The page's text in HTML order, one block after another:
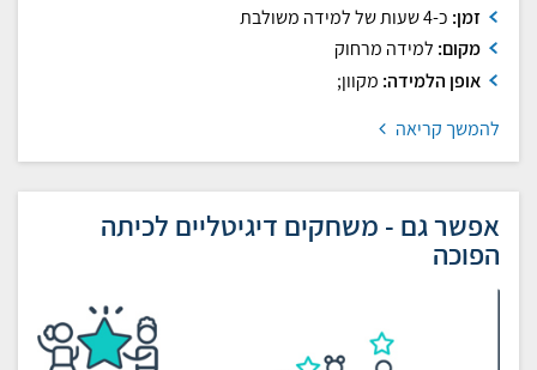
זמן: כ-4 שעות של למידה משולבת
מקום: למידה מרחוק
אופן הלמידה: מקוון;
להמשך קריאה
אפשר גם - משחקים דיגיטליים לכיתה
הפוכה